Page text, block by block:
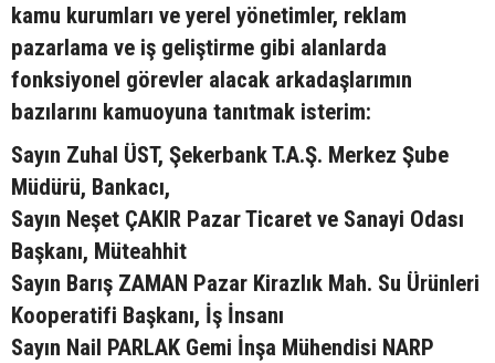
kamu kurumları ve yerel yönetimler, reklam
pazarlama ve iş geliştirme gibi alanlarda
fonksiyonel görevler alacak arkadaşlarımın
bazılarını kamuoyuna tanıtmak isterim:
Sayın Zuhal ÜST, Şekerbank T.A.Ş. Merkez Şube
Müdürü, Bankacı,
Sayın Neşet ÇAKIR Pazar Ticaret ve Sanayi Odası
Başkanı, Müteahhit
Sayın Barış ZAMAN Pazar Kirazlık Mah. Su Ürünleri
Kooperatifi Başkanı, İş İnsanı
Sayın Nail PARLAK Gemi İnşa Mühendisi NARP